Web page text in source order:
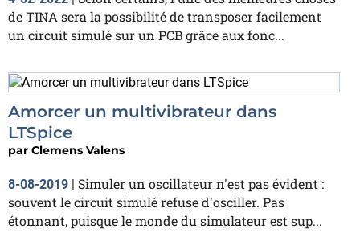
de TINA sera la possibilité de transposer facilement
un circuit simulé sur un PCB grâce aux fonc...
Amorcer un multivibrateur dans
LTSpice
par Clemens Valens
8-08-2019 | Simuler un oscillateur n'est pas évident :
souvent le circuit simulé refuse d'osciller. Pas
étonnant, puisque le monde du simulateur est sup...